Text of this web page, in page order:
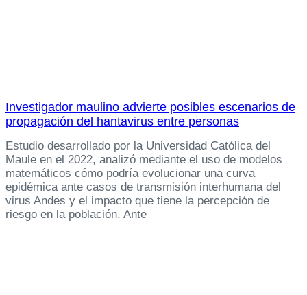
Investigador maulino advierte posibles escenarios de
propagación del hantavirus entre personas
Estudio desarrollado por la Universidad Católica del
Maule en el 2022, analizó mediante el uso de modelos
matemáticos cómo podría evolucionar una curva
epidémica ante casos de transmisión interhumana del
virus Andes y el impacto que tiene la percepción de
riesgo en la población. Ante